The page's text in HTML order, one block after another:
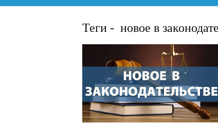
Теги - новое в